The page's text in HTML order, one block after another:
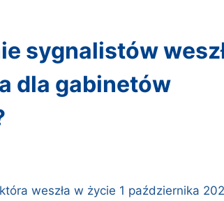
dla gabinetów
weszła w życie 1 października